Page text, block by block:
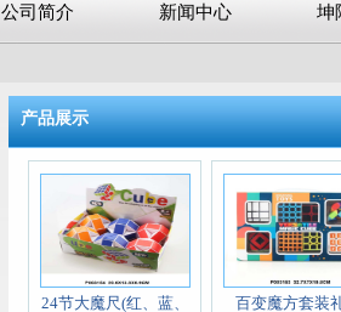
公司简介 新闻中心 坤
产品展示
24节大魔尺(红、蓝、
百变魔方套装